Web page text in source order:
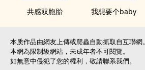
共感双胞胎 我想要个baby
本质作品由網友上傳或爬蟲自動抓取自互聯網。
本網為限制級網站，未成年者不可閱覽。
如無意中侵犯了您的權利，敬請聯系我們。